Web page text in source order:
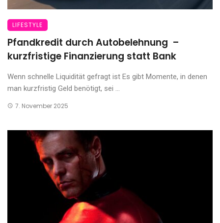
LIFESTYLE
Pfandkredit durch Autobelehnung –
kurzfristige Finanzierung statt Bank
Wenn schnelle Liquidität gefragt ist Es gibt Momente, in denen
man kurzfristig Geld benötigt, sei ...
7. November 2025